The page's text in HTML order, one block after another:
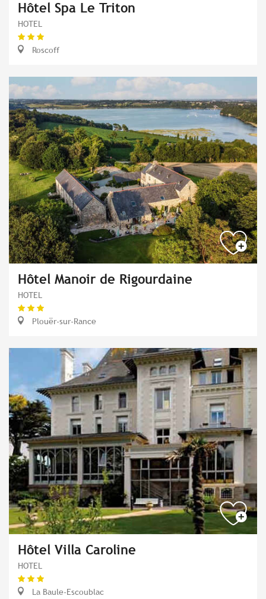
Hôtel Spa Le Triton
HOTEL
Roscoff
Hôtel Manoir de Rigourdaine
HOTEL
Plouër-sur-Rance
Hôtel Villa Caroline
HOTEL
La Baule-Escoublac